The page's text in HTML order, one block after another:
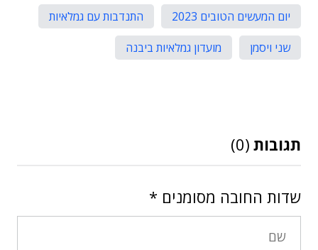
יום המעשים הטובים 2023
התנדבות עם גמלאיות
שני ויסמן
מועדון גמלאיות ביבנה
תגובות (0)
שדות החובה מסומנים *